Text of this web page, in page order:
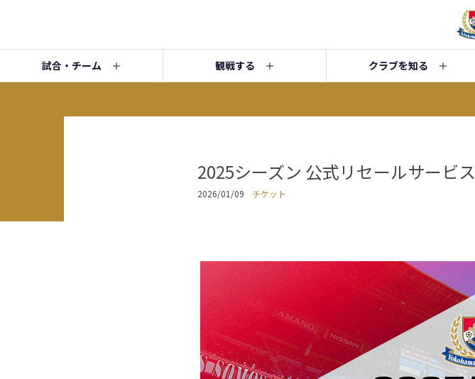
試合・チーム 観戦する クラブを知る
2025シーズン 公式リセールサービス
2026/01/09 チケット